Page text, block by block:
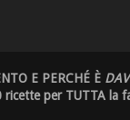
E PERCHÉ È
per TUTTA la